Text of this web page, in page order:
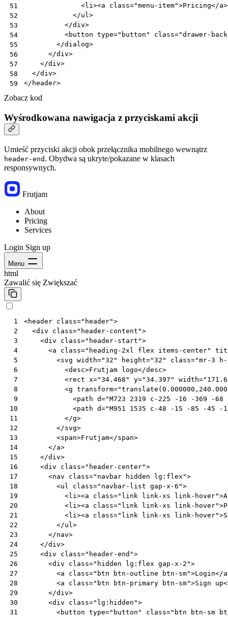
51
52
53
54
55
56
57
58
59
<li><a class="menu-item">Pricing</a
</ul>
</div>
<button type="button" class="drawer-
</dialog>
</div>
</div>
</div>
</ header>
Zobacz kod
Wyśrodkowana nawigacja z przyciskami akcji
Umieść przyciski akcji obok przełącznika mobilnego wewnątrz
header-end . Obydwa są ukryte/pokazane w klasach
responsywnych.
Frutjam
About
Pricing
Services
Login Sign up
Menu
html
Zawalić się Zwiększać
1
2
3
4
5
6
7
8
9
10
11
12
13
14
15
16
17
18
19
20
21
22
23
24
25
26
27
28
29
30
31
<header class="header">
<div class="header-content">
<div class="header-start">
<a class="heading-2xl flex items-center"
<svg width="32" height="32" class="mr-3
<desc>Frutjam logo</desc>
<rect x="34.468" y="34.397" width=
<g transform=
<path d="M723 2319 c-225 -16 -369 -
<path d="M951 1535 c-48 -15 -85 -45
</g>
</svg>
<span>Frutjam</span>
</a>
</div>
<div class="header-center">
<nav class="navbar hidden lg:flex">
<ul class="navbar-list gap-x-6">
<li ><a class="link link-xs link-hover">
<li ><a class="link link-xs link-hover">
<li ><a class="link link-xs link-hover">
</ul >
</nav>
</div>
<div class="header-end">
<div class="hidden lg:flex gap-x-2">
<a class="btn btn-outline btn-sm">Login</a
<a class="btn btn-primary btn-sm">Sign up
</div>
<div class="lg:hidden">
<button type="button" class="btn btn-sm